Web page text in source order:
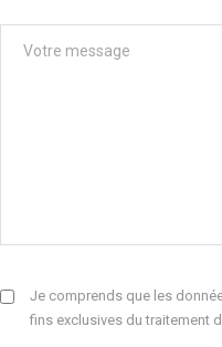
Je comprends que les
fins exclusives du traitement